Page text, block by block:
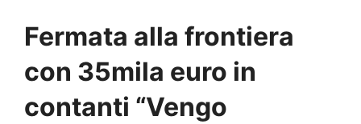
Fermata alla frontiera
con 35mila euro in
contanti “Vengo